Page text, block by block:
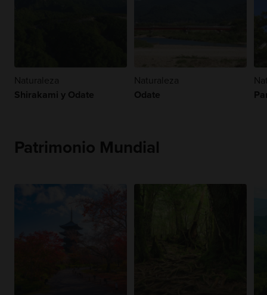
Naturaleza
Shirakami y Odate
Naturaleza
Odate
Patrimonio Mundial